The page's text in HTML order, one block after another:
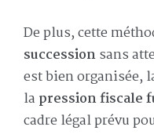
De plus, cette
successionsans
est bien organisée,
la pression fiscale
cadre légal prévu